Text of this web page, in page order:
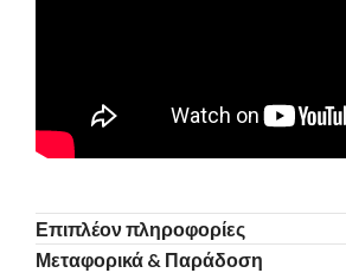
Επιπλέον πληροφορίες
Μεταφορικά & Παράδοση